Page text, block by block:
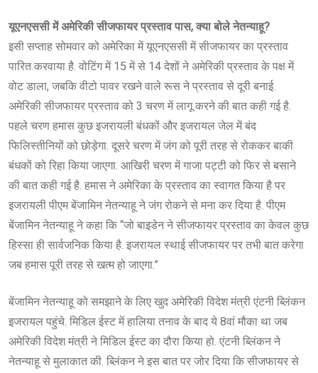
यूएनएससी में अमेरिकी सीजफायर प्रस्ताव पास, क्या बोले नेतन्याहू?
इसी सप्ताह सोमवार को अमेरिका में यूएनएससी में सीजफायर का प्रस्ताव
पारित करवाया है. वोटिंग में 15 में से 14 देशों ने अमेरिकी प्रस्ताव के पक्ष में
वोट डाला, जबकि वीटो पावर रखने वाले रूस ने प्रस्ताव से दूरी बनाई.
अमेरिकी सीजफायर प्रस्ताव को 3 चरण में लागू करने की बात कही गई है.
पहले चरण हमास कुछ इजरायली बंधकों और इजरायल जेल में बंद
फिलिस्तीनियों को छोड़ेगा. दूसरे चरण में जंग को पूरी तरह से रोककर बाकी
बंधकों को रिहा किया जाएगा. आखिरी चरण में गाजा पट्टी को फिर से बसाने
की बात कही गई है. हमास ने अमेरिका के प्रस्ताव का स्वागत किया है पर
इजरायली पीएम बेंजामिन नेतन्याहू ने जंग रोकने से मना कर दिया है. पीएम
बेंजामिन नेतन्याहू ने कहा कि “जो बाइडेन ने सीजफायर प्रस्ताव का केवल कुछ
हिस्सा ही सार्वजनिक किया है. इजरायल स्थाई सीजफायर पर तभी बात करेगा
जब हमास पूरी तरह से खत्म हो जाएगा.”
बेंजामिन नेतन्याहू को समझाने के लिए खुद अमेरिकी विदेश मंत्री एंटनी ब्लिंकन
इजरायल पहुंचे. मिडिल ईस्ट में हालिया तनाव के बाद ये 8वां मौका था जब
अमेरिकी विदेश मंत्री ने मिडिल ईस्ट का दौरा किया हो. एंटनी ब्लिंकन ने
नेतन्याहू से मुलाकात की. ब्लिंकन ने इस बात पर जोर दिया कि सीजफायर से